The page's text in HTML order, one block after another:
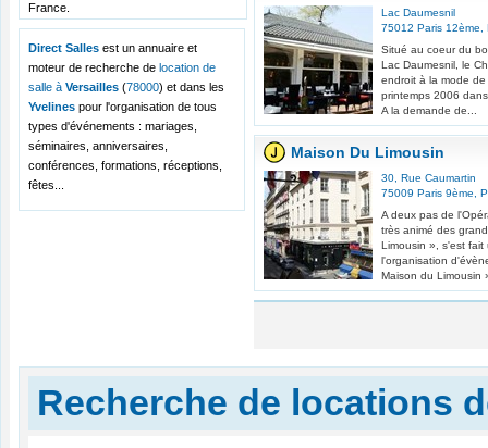
France.
Direct Salles est un annuaire et
moteur de recherche de location de
salle à Versailles (78000) et dans les
Yvelines pour l'organisation de tous
types d'événements : mariages,
séminaires, anniversaires,
conférences, formations, réceptions,
fêtes...
Lac Daumesnil
75012 Paris 12ème
Situé au coeur du
Lac Daumesnil, le
endroit à la mode
printemps 2006
A la demande de...
Maison Du Limousin
30, Rue Caumartin
75009 Paris 9ème
A deux pas de
très animé des
Limousin », s'est
l'organisation
Maison du Limousin
Recherche de locations